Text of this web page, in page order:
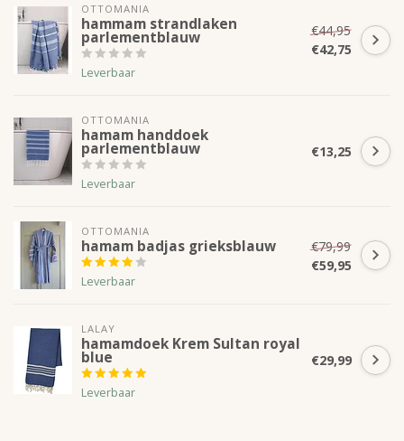
OTTOMANIA
hammam strandlaken
parlementblauw
Leverbaar
€44,95
€42,75
OTTOMANIA
hamam handdoek
parlementblauw
Leverbaar
€13,25
OTTOMANIA
hamam badjas grieksblauw
Leverbaar
€79,99
€59,95
LALAY
hamamdoek Krem Sultan royal
blue
Leverbaar
€29,99